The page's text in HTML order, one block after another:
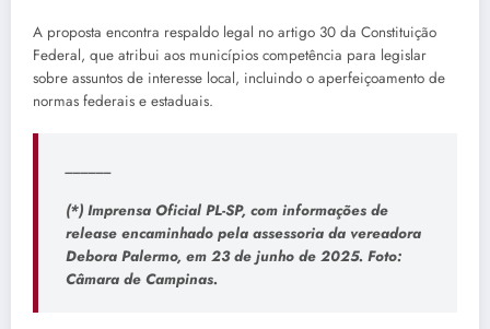
A proposta encontra respaldo legal no artigo 30 da Constituição
Federal, que atribui aos municípios competência para legislar
sobre assuntos de interesse local, incluindo o aperfeiçoamento de
normas federais e estaduais.
______
(*) Imprensa Oficial PL-SP, com informações de
release encaminhado pela assessoria da vereadora
Debora Palermo, em 23 de junho de 2025. Foto:
Câmara de Campinas.